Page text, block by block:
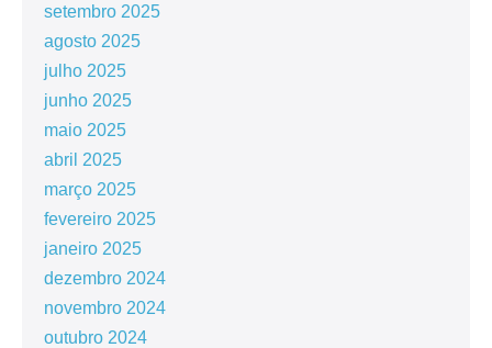
setembro 2025
agosto 2025
julho 2025
junho 2025
maio 2025
abril 2025
março 2025
fevereiro 2025
janeiro 2025
dezembro 2024
novembro 2024
outubro 2024